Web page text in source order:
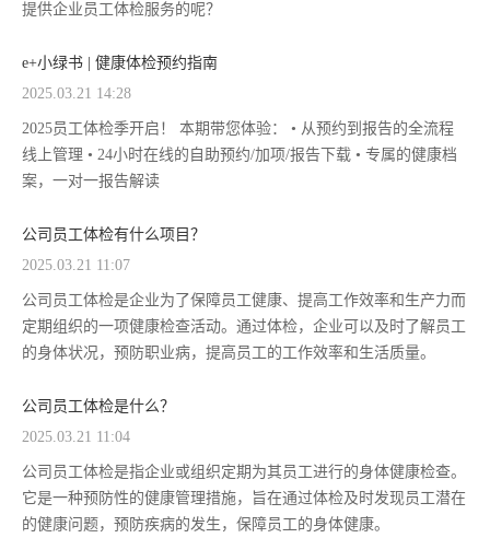
提供企业员工体检服务的呢？
e+小绿书 | 健康体检预约指南
2025.03.21 14:28
2025员工体检季开启！ 本期带您体验： • 从预约到报告的全流程
线上管理 • 24小时在线的自助预约/加项/报告下载 • 专属的健康档
案，一对一报告解读
公司员工体检有什么项目？
2025.03.21 11:07
公司员工体检是企业为了保障员工健康、提高工作效率和生产力而
定期组织的一项健康检查活动。通过体检，企业可以及时了解员工
的身体状况，预防职业病，提高员工的工作效率和生活质量。
公司员工体检是什么？
2025.03.21 11:04
公司员工体检是指企业或组织定期为其员工进行的身体健康检查。
它是一种预防性的健康管理措施，旨在通过体检及时发现员工潜在
的健康问题，预防疾病的发生，保障员工的身体健康。